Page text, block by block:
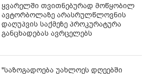
ყვარელში თვითნებურად მოწყობილ
ავტორბოლაზე არასრულწლოვნის
დაღუპვის საქმეზე პროკურატურა
განცხადებას ავრცელებს
"საზოგადოება უახლოეს დღეებში